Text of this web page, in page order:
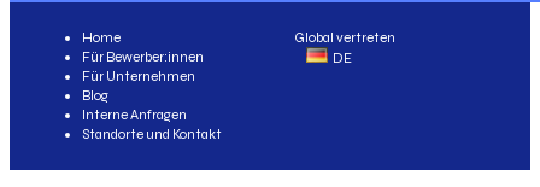
Global vertreten
DE
Home
Für Bewerber:innen
Für Unternehmen
Blog
Interne Anfragen
Standorte und Kontakt